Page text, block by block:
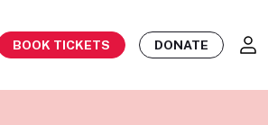
BOOK TICKETS DONATE